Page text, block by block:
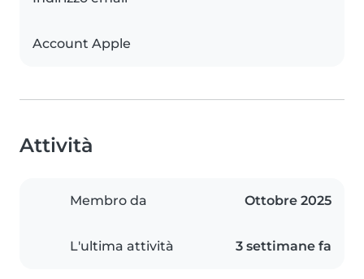
Account Apple
Attività
Membro da Ottobre 2025
L'ultima attività 3 settimane fa